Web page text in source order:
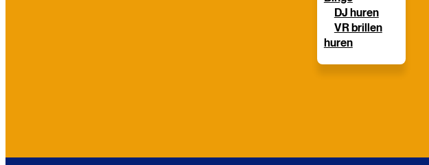
DJ huren
VR brillen
huren